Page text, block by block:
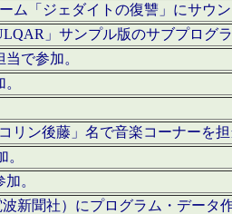
ム「ジェダイトの復讐」にサウ
」サンプル版のサブプログ
で参加。
リン後藤」名で音楽コーナーを
。
新聞社）にプログラム・データ